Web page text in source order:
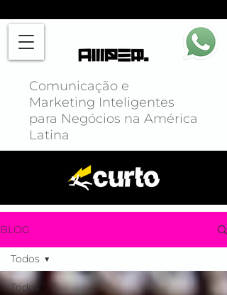
Comunicação e
Marketing Inteligentes
para Negócios na América
Latina
BLOG
Todos
Todos